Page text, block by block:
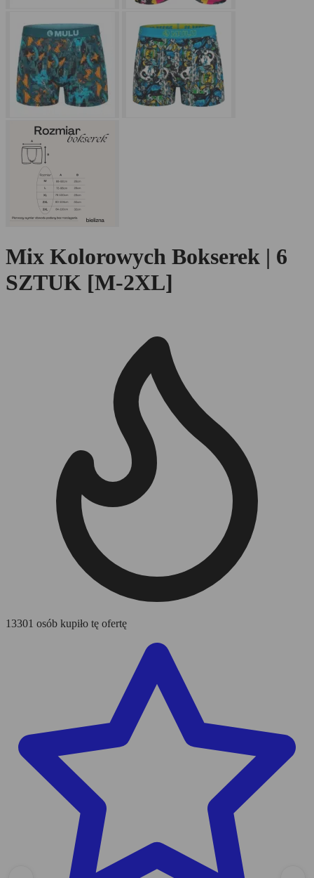
Mix Kolorowych Bokserek | 6
SZTUK [M-2XL]
13301 osób kupiło tę ofertę